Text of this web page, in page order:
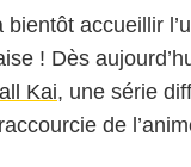
accueillir
! Dès
Kai, une série
de